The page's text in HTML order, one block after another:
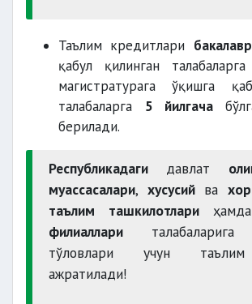
Таълим кредитлари
қабул қилинган талабаларга
магистратурага ўқишга
талабаларга 5 йилгача
берилади.
Республикадаги давлат
муассасалари, хусусий ва
таълим
ташкилотлари
филиаллари
тўловлари учун
ажратилади!